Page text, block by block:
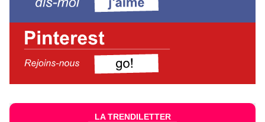
LA TRENDILETTER